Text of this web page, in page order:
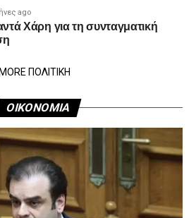
ago
Χάρη για τη συνταγματική
MORE ΠΟΛΙΤΙΚΗ
ΟΙΚΟΝΟΜΙΑ